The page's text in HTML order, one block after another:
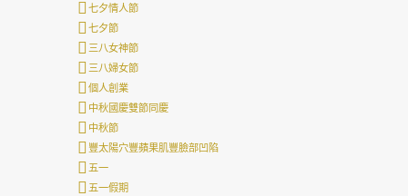
七夕情人節
七夕節
三八女神節
三八婦女節
個人創業
中秋國慶雙節同慶
中秋節
豐太陽穴豐蘋果肌豐臉部凹陷
五一
五一假期